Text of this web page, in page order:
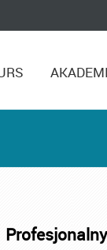
Kurs Animatora